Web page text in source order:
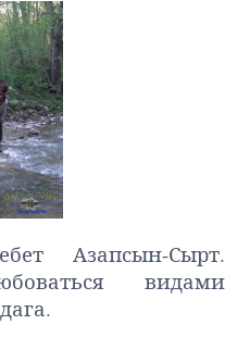
Азапсын-Сырт.
видами